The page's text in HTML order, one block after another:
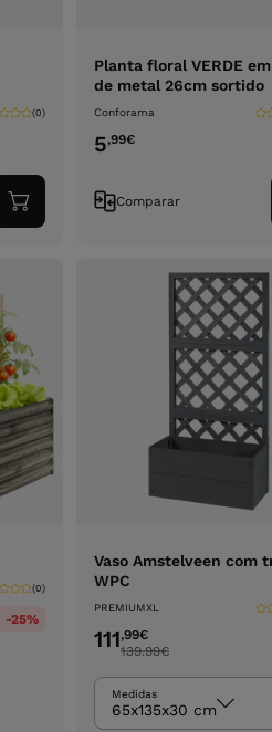
(0)
Adicionar
ao
Planta floral VERDE
de metal 26cm sortido
Conforama
5,99€
Comparar
(0)
-25%
Vaso Amstelveen com
WPC
PREMIUMXL
111,99€
139.99€
Medidas
65x135x30 cm